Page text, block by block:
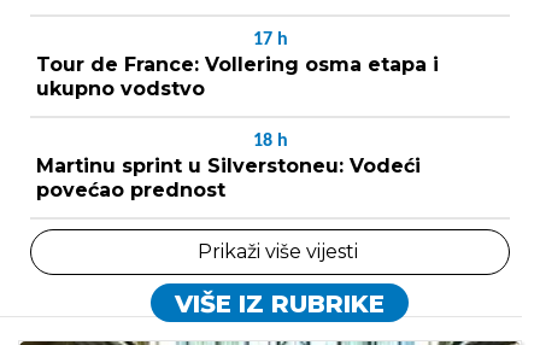
17 h
Tour de France: Vollering osma etapa i
ukupno vodstvo
18 h
Martinu sprint u Silverstoneu: Vodeći
povećao prednost
Prikaži više vijesti
VIŠE IZ RUBRIKE